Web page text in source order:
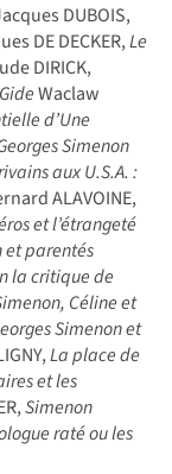
DUBOIS,
DE DECKER,Le
DIRICK,
Waclaw
d’Une
Simenon
aux U.S.A. :
ALAVOINE,
et l’étrangeté
et parentés
la critique de
Céline et
Simenon et
La place de
et les
Simenon
raté ou les